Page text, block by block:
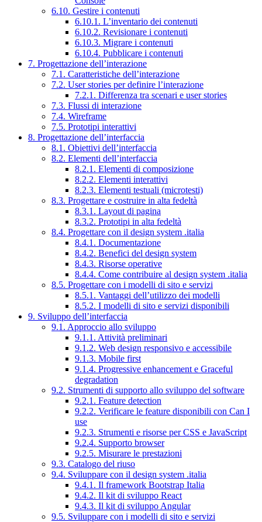
6.10. Gestire i contenuti
6.10.1. L’inventario dei contenuti
6.10.2. Revisionare i contenuti
6.10.3. Migrare i contenuti
6.10.4. Pubblicare i contenuti
7. Progettazione dell’interazione
7.1. Caratteristiche dell’interazione
7.2. User stories per definire l’interazione
7.2.1. Differenza tra scenari e user stories
7.3. Flussi di interazione
7.4. Wireframe
7.5. Prototipi interattivi
8. Progettazione dell’interfaccia
8.1. Obiettivi dell’interfaccia
8.2. Elementi dell’interfaccia
8.2.1. Elementi di composizione
8.2.2. Elementi interattivi
8.2.3. Elementi testuali (microtesti)
8.3. Progettare e costruire in alta fedeltà
8.3.1. Layout di pagina
8.3.2. Prototipi in alta fedeltà
8.4. Progettare con il design system .italia
8.4.1. Documentazione
8.4.2. Benefici del design system
8.4.3. Risorse operative
8.4.4. Come contribuire al design system .italia
8.5. Progettare con i modelli di sito e servizi
8.5.1. Vantaggi dell’utilizzo dei modelli
8.5.2. I modelli di sito e servizi disponibili
9. Sviluppo dell’interfaccia
9.1. Approccio allo sviluppo
9.1.1. Attività preliminari
9.1.2. Web design responsivo e accessibile
9.1.3. Mobile first
9.1.4. Progressive enhancement e Graceful
degradation
9.2. Strumenti di supporto allo sviluppo del software
9.2.1. Feature detection
9.2.2. Verificare le feature disponibili con Can I
use
9.2.3. Strumenti e risorse per CSS e JavaScript
9.2.4. Supporto browser
9.2.5. Misurare le prestazioni
9.3. Catalogo del riuso
9.4. Sviluppare con il design system .italia
9.4.1. Il framework Bootstrap Italia
9.4.2. Il kit di sviluppo React
9.4.3. Il kit di sviluppo Angular
9.5. Sviluppare con i modelli di sito e servizi